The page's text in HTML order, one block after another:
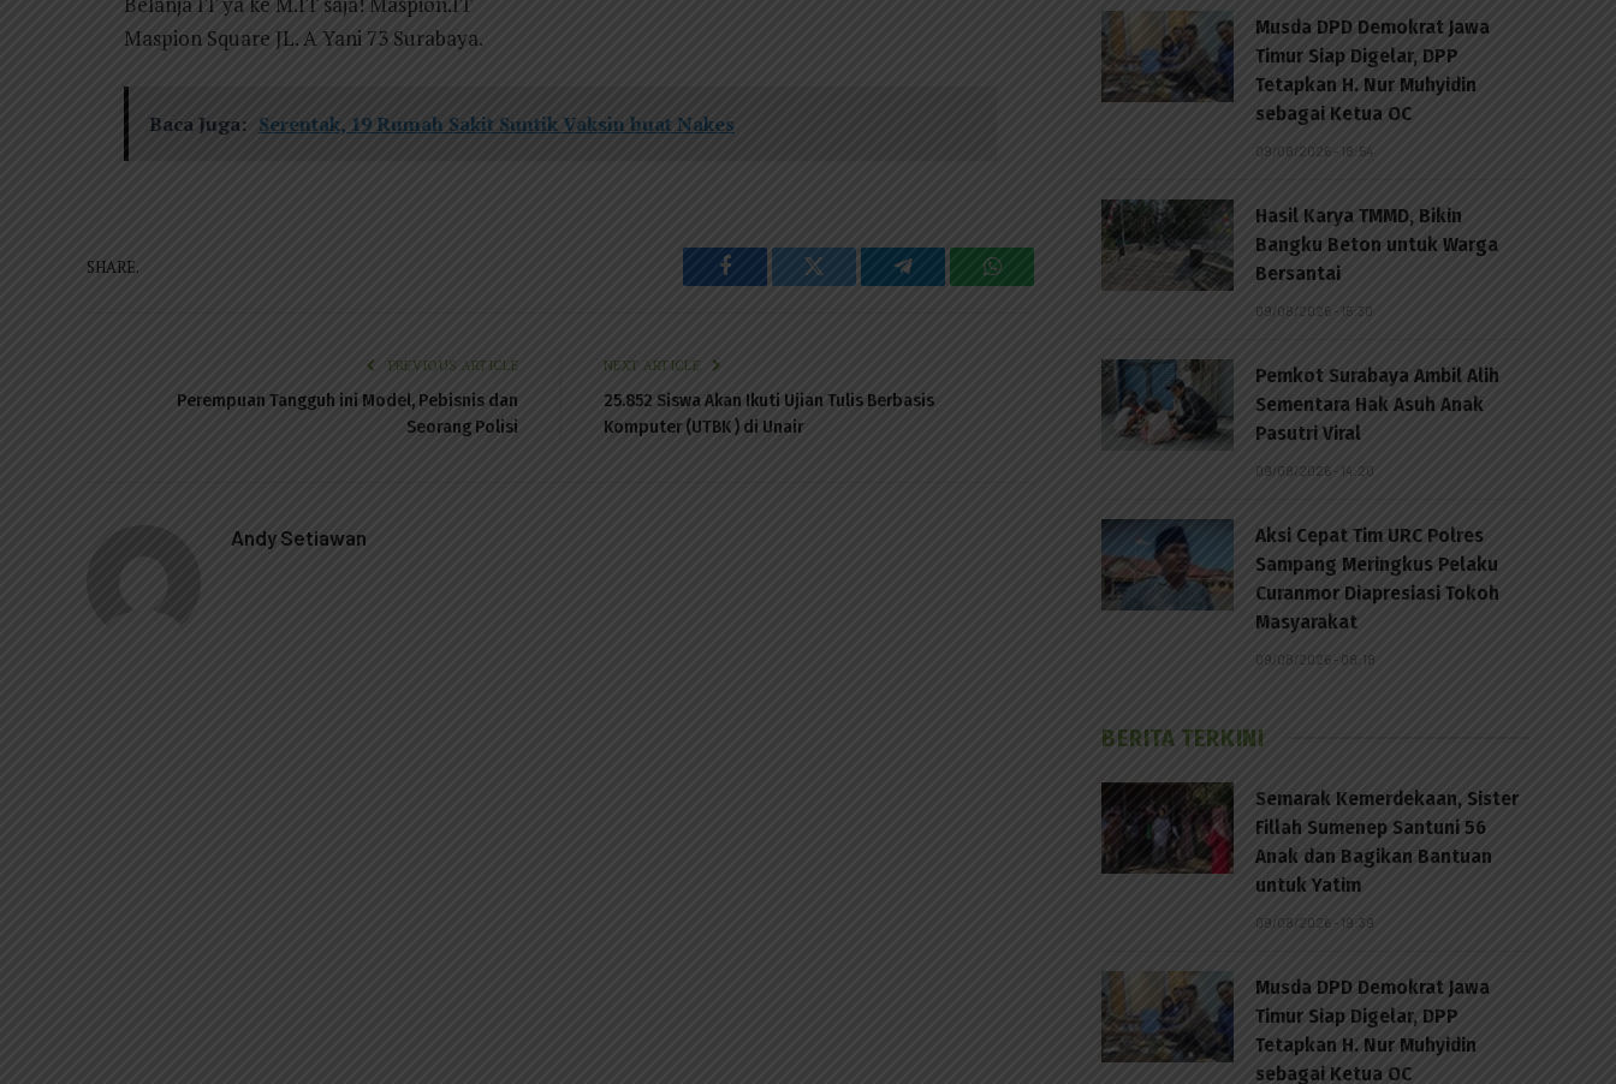
Maspion Square JL. A Yani 73 Surabaya.
Baca Juga: Serentak, 19 Rumah Sakit Suntik Vaksin buat Nakes
SHARE.
Facebook Twitter Telegram WhatsApp
PREVIOUS ARTICLE
Perempuan Tangguh ini Model, Pebisnis dan
Seorang Polisi
NEXT ARTICLE
25.852 Siswa Akan Ikuti Ujian Tulis Berbasis
Komputer (UTBK ) di Unair
Andy Setiawan
Musda DPD Demokrat Jawa
Timur Siap Digelar, DPP
Tetapkan H. Nur Muhyidin
sebagai Ketua OC
09/08/2026 - 18:54
Hasil Karya TMMD, Bikin
Bangku Beton untuk Warga
Bersantai
09/08/2026 - 15:30
Pemkot Surabaya Ambil Alih
Sementara Hak Asuh Anak
Pasutri Viral
09/08/2026 - 14:20
Aksi Cepat Tim URC Polres
Sampang Meringkus Pelaku
Curanmor Diapresiasi Tokoh
Masyarakat
09/08/2026 - 08:18
BERITA TERKINI
Semarak Kemerdekaan, Sister
Fillah Sumenep Santuni 56
Anak dan Bagikan Bantuan
untuk Yatim
09/08/2026 - 19:39
Musda DPD Demokrat Jawa
Timur Siap Digelar, DPP
Tetapkan H. Nur Muhyidin
sebagai Ketua OC